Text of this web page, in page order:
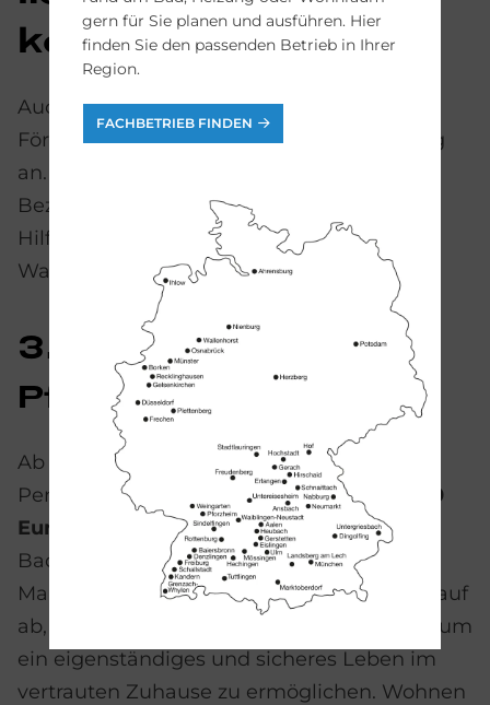
ken­kas­sen
Auch Krankenkassen bieten
Fördermöglichkeiten bei der Badsanierung
an. Hier liegt der Fokus auf der
Bezuschussung medizinisch notwendiger
Hilfsmittel wie Duschhocker, Haltegriffe,
Wannenlifter etc.
3. Zu­schuss der
Pfle­ge­kas­se
Ab Pflegegrad 1 erhalten pflegebedürftige
Personen von der Pflegekassebis zu 4.000
Euro
für den barrierefreien Umbau ihres
Badezimmers als "wohnfeldverbessernde
Maßnahme". Diese Unterstützung zielt darauf
ab, Barrieren im Badezimmer abzubauen, um
ein eigenständiges und sicheres Leben im
vertrauten Zuhause zu ermöglichen. Wohnen
gern für Sie planen und ausführen. Hier
finden Sie den passenden Betrieb in Ihrer
Region.
FACHBETRIEB FINDEN